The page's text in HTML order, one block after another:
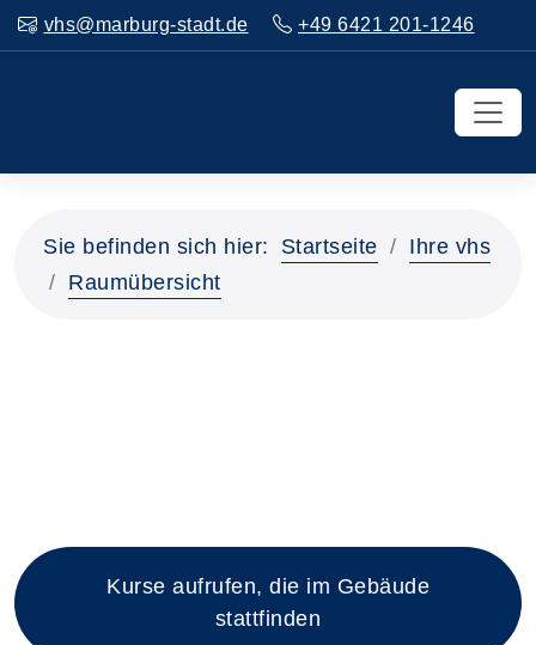
vhs@marburg-stadt.de +49 6421 201-1246
Sie befinden sich hier: Startseite
Ihre vhs
Raumübersicht
Kurse aufrufen, die im Gebäude
stattfinden